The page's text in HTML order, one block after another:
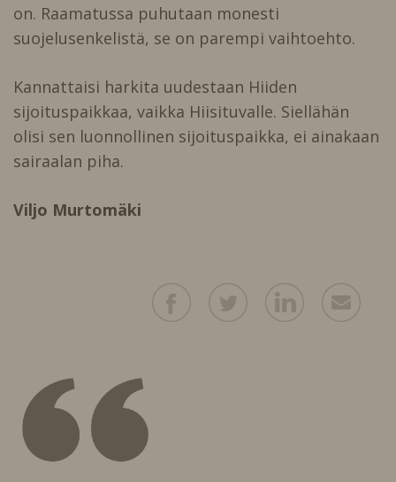
on. Raamatussa puhutaan monesti
suojelusenkelistä, se on parempi vaihtoehto.
Kannattaisi harkita uudestaan Hiiden
sijoituspaikkaa, vaikka Hiisituvalle. Siellähän
olisi sen luonnollinen sijoituspaikka, ei ainakaan
sairaalan piha.
Viljo Murtomäki